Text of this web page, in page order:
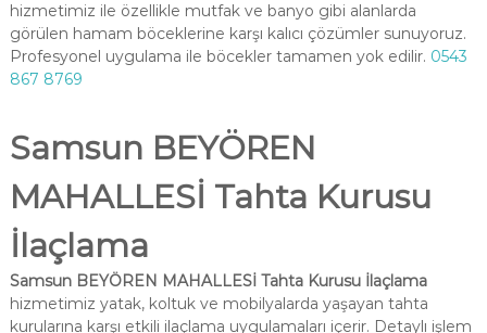
hizmetimiz ile özellikle mutfak ve banyo gibi alanlarda
görülen hamam böceklerine karşı kalıcı çözümler sunuyoruz.
Profesyonel uygulama ile böcekler tamamen yok edilir. 0543
867 8769
Samsun BEYÖREN
MAHALLESİ Tahta Kurusu
İlaçlama
Samsun BEYÖREN MAHALLESİ Tahta Kurusu İlaçlama
hizmetimiz yatak, koltuk ve mobilyalarda yaşayan tahta
kurularına karşı etkili ilaçlama uygulamaları içerir. Detaylı işlem